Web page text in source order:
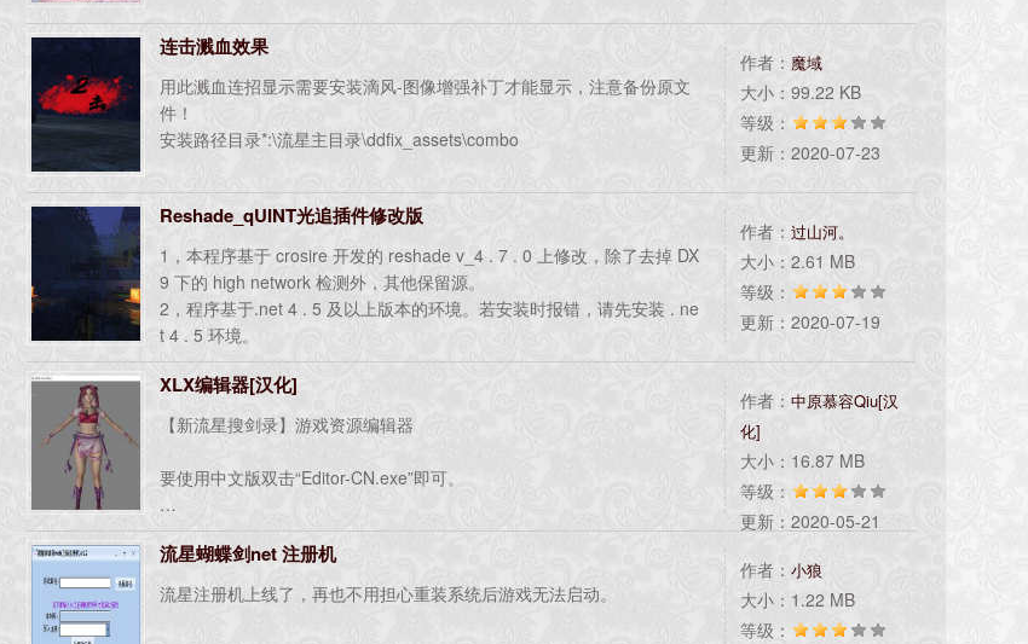
作者： 魔域
大小：99.22 KB
等级：
更新：2020-07-23
连击溅血效果
用此溅血连招显示需要安装滴风-图像增强补丁才能显示，注意备份原文
件！
安装路径目录*:\流星主目录\ddfix_assets\combo
作者： 过山河。
大小：2.61 MB
等级：
更新：2020-07-19
Reshade_qUINT光追插件修改版
1，本程序基于 crosire 开发的 reshade v_4 . 7 . 0 上修改，除了去掉 DX
9 下的 high network 检测外，其他保留源。
2，程序基于.net 4 . 5 及以上版本的环境。若安装时报错，请先安装 . ne
t 4 . 5 环境。
作者： 中原慕容Qiu[汉
化]
大小：16.87 MB
等级：
更新：2020-05-21
XLX编辑器[汉化]
【新流星搜剑录】游戏资源编辑器
要使用中文版双击“Editor-CN.exe”即可。
（注意：若打开后弹出错误代码：5698 的提示直接无视，点确定即可。
若弹出其他
错误提示，例如脚本错误，可能是编辑器放的位置不对。编辑器的文件
夹不能放在Data目录里，
作者： 小狼
大小：1.22 MB
等级：
流星蝴蝶剑net 注册机
流星注册机上线了，再也不用担心重装系统后游戏无法启动。